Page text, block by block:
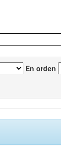
En orden